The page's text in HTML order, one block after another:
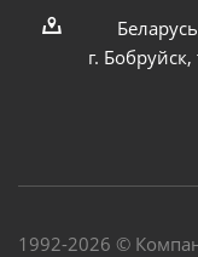
г.
1992-2026 ©